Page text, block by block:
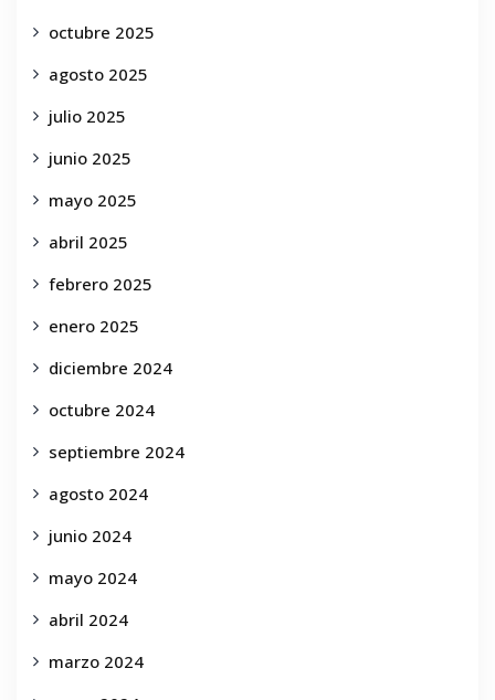
octubre 2025
agosto 2025
julio 2025
junio 2025
mayo 2025
abril 2025
febrero 2025
enero 2025
diciembre 2024
octubre 2024
septiembre 2024
agosto 2024
junio 2024
mayo 2024
abril 2024
marzo 2024